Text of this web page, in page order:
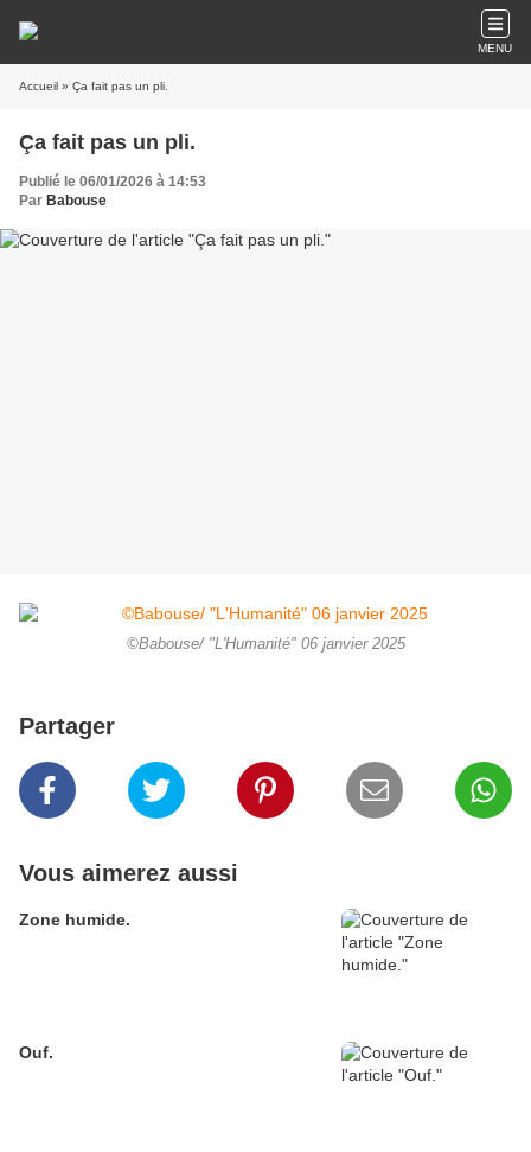
MENU
Accueil » Ça fait pas un pli.
Ça fait pas un pli.
Publié le 06/01/2026 à 14:53
Par Babouse
©Babouse/ "L'Humanité" 06 janvier 2025
Partager
Vous aimerez aussi
Zone humide.
Ouf.